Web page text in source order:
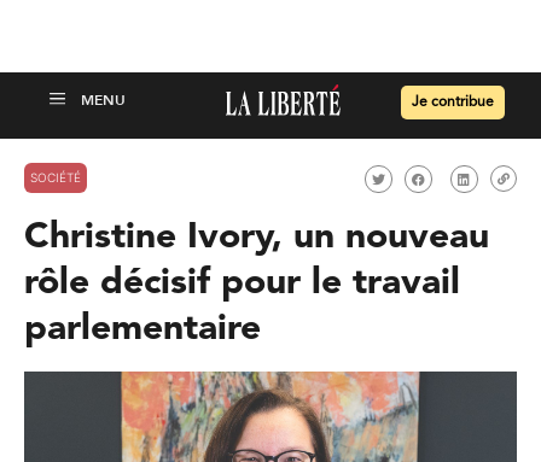
Je contribue
SOCIÉTÉ
Christine Ivory, un nouveau
rôle décisif pour le travail
parlementaire